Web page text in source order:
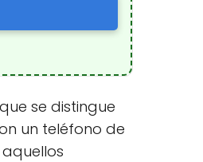
se distingue
un teléfono de